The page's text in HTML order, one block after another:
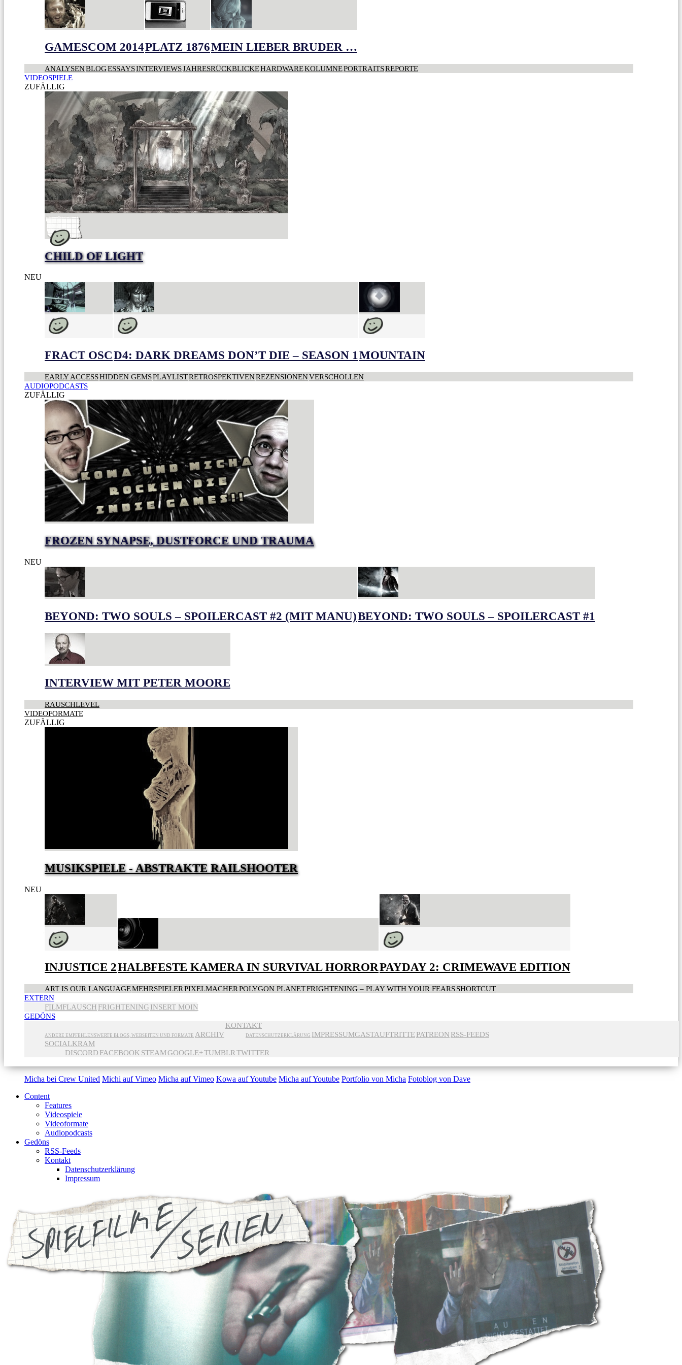
GAMESCOM 2014PLATZ 1876MEIN LIEBER BRUDER …
ANALYSENBLOGESSAYSINTERVIEWSJAHRESRÜCKBLICKEHARDWAREKOLUMNEPORTRAITSREPORTE
VIDEOSPIELE
ZUFÄLLIG
CHILD OF LIGHT
NEU
FRACT OSCD4: DARK DREAMS DON’T DIE – SEASON 1MOUNTAIN
EARLY ACCESSHIDDEN GEMSPLAYLISTRETROSPEKTIVENREZENSIONENVERSCHOLLEN
AUDIOPODCASTS
ZUFÄLLIG
FROZEN SYNAPSE, DUSTFORCE UND TRAUMA
NEU
BEYOND: TWO SOULS – SPOILERCAST #2 (MIT MANU)BEYOND: TWO SOULS – SPOILERCAST #1
INTERVIEW MIT PETER MOORE
RAUSCHLEVEL
VIDEOFORMATE
ZUFÄLLIG
MUSIKSPIELE - ABSTRAKTE RAILSHOOTER
NEU
INJUSTICE 2HALBFESTE KAMERA IN SURVIVAL HORRORPAYDAY 2: CRIMEWAVE EDITION
ART IS OUR LANGUAGEMEHRSPIELERPIXELMACHERPOLYGON PLANETFRIGHTENING – PLAY WITH YOUR FEARSSHORTCUT
EXTERN
FILMFLAUSCH FRIGHTENING INSERT MOIN
GEDÖNS
ANDERE EMPFEHLENSWERTE BLOGS, WEBSEITEN UND FORMATE ARCHIV
KONTAKT
DATENSCHUTZERKLÄRUNG IMPRESSUMGASTAUFTRITTEPATREON RSS-FEEDS
SOCIALKRAM
DISCORD FACEBOOK STEAMGOOGLE+TUMBLRTWITTER
Micha bei Crew United Michi auf Vimeo Micha auf Vimeo Kowa auf Youtube Micha auf Youtube Portfolio von Micha Fotoblog von Dave
Content
Features
Videospiele
Videoformate
Audiopodcasts
Gedöns
RSS-Feeds
Kontakt
Datenschutzerklärung
Impressum